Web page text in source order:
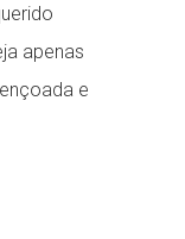
apenas
e